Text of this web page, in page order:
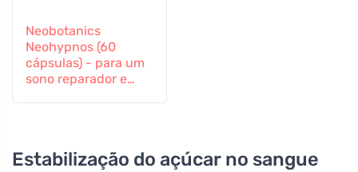
Neobotanics
Neohypnos (60
cápsulas) - para um
sono reparador e
Estabilização do açúcar no sangue